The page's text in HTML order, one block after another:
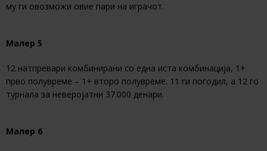
му ги овозможи овие пари на играчот.
Малер 5
12 натпревари комбинирани со една иста комбинација, 1+
прво полувреме – 1+ второ полувреме. 11 ги погодил, а 12 го
турнала за неверојатни 37.000 денари.
Малер 6